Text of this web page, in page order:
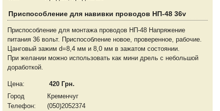
Приспособление для навивки проводов НП-48 36v
Приспособление для монтажа проводов НП-48 Напряжение
питания 36 вольт. Приспособление новое, проверенное, рабочие.
Цанговый зажим d=8,4 мм и 8,0 мм в зажатом состоянии.
При желании можно использовать как мини дрель с небольшой
доработкой.
Цена:
420 Грн.
Город
Кременчуг
Телефон:
(050)2052374